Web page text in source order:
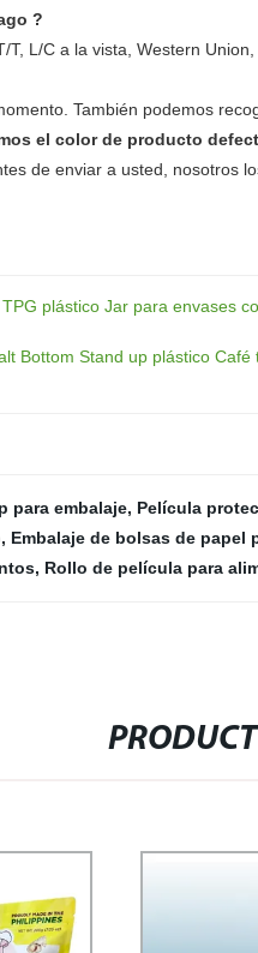
?
L/C a la vista, Western
También podemos
el color de producto
de enviar a usted, nosotros
plástico Jar para envases
Bottom Stand up plástico
para embalaje, Película
, Embalaje de bolsas de papel
, Rollo de película para